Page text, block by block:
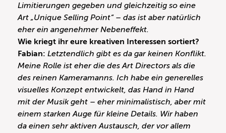
Limitierungen gegeben und gleichzeitig so eine
Art „Unique Selling Point“ – das ist aber natürlich
eher ein angenehmer Nebeneffekt.
Wie kriegt ihr eure kreativen Interessen sortiert?
Fabian: Letztendlich gibt es da gar keinen Konflikt.
Meine Rolle ist eher die des Art Directors als die
des reinen Kameramanns. Ich habe ein generelles
visuelles Konzept entwickelt, das Hand in Hand
mit der Musik geht – eher minimalistisch, aber mit
einem starken Auge für kleine Details. Wir haben
da einen sehr aktiven Austausch, der vor allem